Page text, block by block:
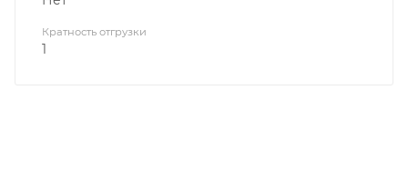
Кратность отгрузки
1